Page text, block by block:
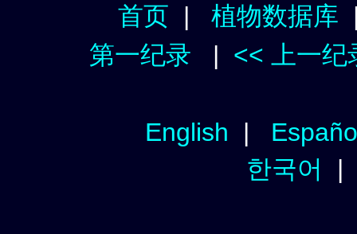
首页 | 植物数据库
第一纪录 | << 上一纪
English |
한국어